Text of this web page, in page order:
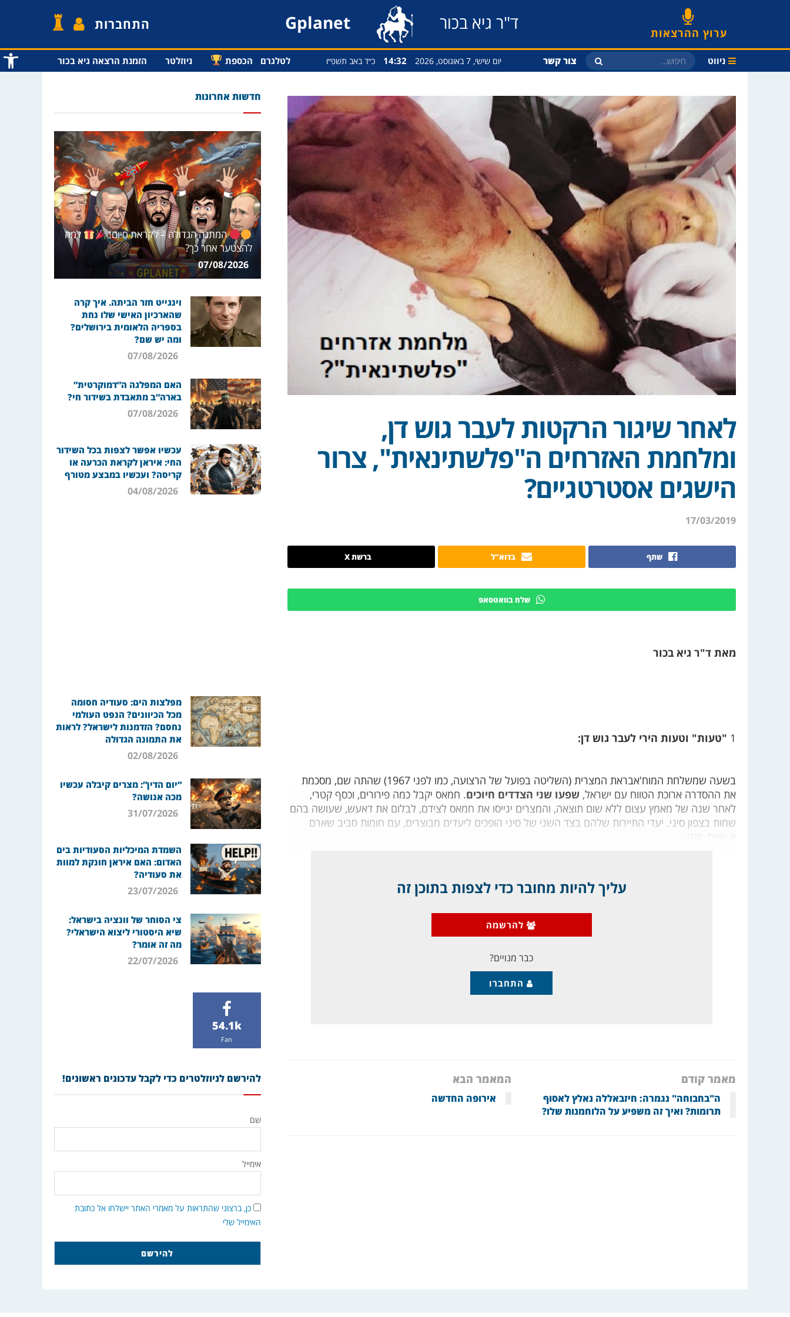
פתח
ערוץ ההרצאות ד"ר גיא בכור Gplanet התחברות
ניווט צור קשר יום שישי, 7 באוגוסט, 2026 14:32 כ״ד באב תשפ״ו לטלגרם הכספת ניוזלטר הזמנת הרצאה גיא בכור
לאחר שיגור הרקטות לעבר גוש דן,
ומלחמת האזרחים ה"פלשתינאית", צרור
הישגים אסטרטגיים?
17/03/2019
שתף בדוא"ל ברשת X
שלח בוואטסאפ
מאת ד"ר גיא בכור
1 "טעות" וטעות הירי לעבר גוש דן:
בשעה שמשלחת המוח'אבראת המצרית (השליטה בפועל של הרצועה, כמו לפני 1967) שהתה שם, מסכמת
את ההסדרה ארוכת הטווח עם ישראל, שפעו שני הצדדים חיוכים. חמאס יקבל כמה פירורים, וכסף קטרי,
לאחר שנה של מאמץ עצום ללא שום תוצאה, והמצרים יגייסו את חמאס לצידם, לבלום את דאעש, שעושה בהם
שמות בצפון סיני. יעדי התיירות שלהם בצד השני של סיני הופכים ליעדים מבוצרים, עם חומות סביב שארם
א-שייח, והם
עליך להיות מחובר כדי לצפות בתוכן זה
להרשמה
כבר מנויים?
התחברו
מאמר קודם
ה"בחבוחה" נגמרה: חיזבאללה נאלץ לאסוף
תרומות? ואיך זה משפיע על הלוחמנות שלו?
המאמר הבא
אירופה החדשה
חדשות אחרונות
המתנה הגדולה – לקראת סיום!
למה
להצטער אחר כך?
07/08/2026
וינגייט חזר הביתה. איך קרה
שהארכיון האישי שלו נחת
בספריה הלאומית בירושלים?
ומה יש שם?
07/08/2026
האם המפלגה ה”דמוקרטית”
בארה”ב מתאבדת בשידור חי?
07/08/2026
עכשיו אפשר לצפות בכל השידור
החי: איראן לקראת הכרעה או
קריסה? ועכשיו במבצע מטורף
04/08/2026
מפלצות הים: סעודיה חסומה
מכל הכיוונים? הנפט העולמי
נחסם? הזדמנות לישראל? לראות
את התמונה הגדולה
02/08/2026
“יום הדין”: מצרים קיבלה עכשיו
מכה אנושה?
31/07/2026
השמדת המיכליות הסעודיות בים
האדום: האם איראן חונקת למוות
את סעודיה?
23/07/2026
צי הסוחר של וונציה בישראל:
שיא היסטורי ליצוא הישראלי?
מה זה אומר?
22/07/2026
54.1k
Fan
להירשם לניוזלטרים כדי לקבל עדכונים ראשונים!
שם
אימייל
כן, ברצוני שהתראות על מאמרי האתר יישלחו אל כתובת
האימייל שלי